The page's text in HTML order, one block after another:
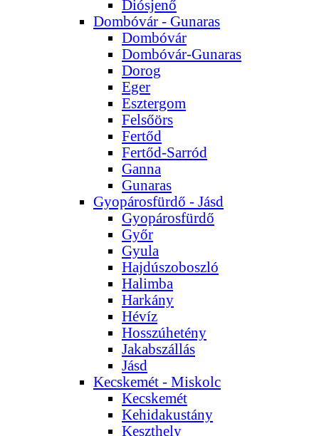
Diósjenő
Dombóvár - Gunaras
Dombóvár
Dombóvár-Gunaras
Dorog
Eger
Esztergom
Felsőörs
Fertőd
Fertőd-Sarród
Ganna
Gunaras
Gyopárosfürdő - Jásd
Gyopárosfürdő
Győr
Gyula
Hajdúszoboszló
Halimba
Harkány
Hévíz
Hosszúhetény
Jakabszállás
Jásd
Kecskemét - Miskolc
Kecskemét
Kehidakustány
Keszthely